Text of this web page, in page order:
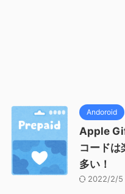
Andoroid
Apple
コードは
多い！
2022/2/5